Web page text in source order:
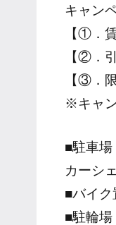
キャン
【①．
【②．
【③．
※キャ
■駐車
カーシ
■バイ
■駐輪